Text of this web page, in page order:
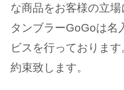
な商品をお客様の立場
タンブラーGoGoは名
ビスを行っておりま
約束致します。